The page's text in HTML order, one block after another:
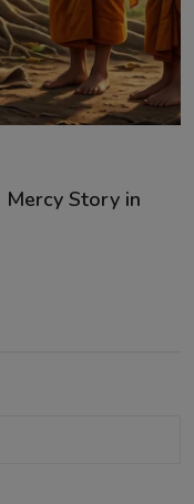
Mercy Story in